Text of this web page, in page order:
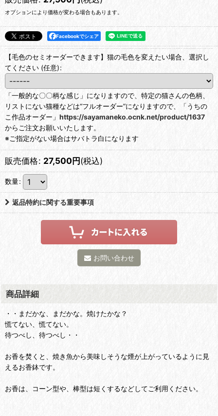
オプションにより価格が変わる場合もあります。
Facebookでシェア
【毛色のセミオーダーできます】猫の毛色を変えたい場合、選択し
てください (任意):
「一般的な〇〇柄な感じ」になりますので、特定の猫さんの色柄、
リストにない猫種などは“フルオーダー”になりますので、「うちの
こ作品オーダー」 https://sayamaneko.ocnk.net/product/1637
からご注文お願いいたします。
※ご指定がない場合はサバトラ白になります
販売価格: 27,500円(税込)
数量:
返品特約に関する重要事項
お問い合わせ
商品詳細
・・まだかな、まだかな。焼けたかな？
慌てない、慌てない。
待つべし、待つべし・・
お香を焚くと、焼き魚から美味しそうな煙が上がっているように見
えるお香鉢です。
お香は、コーン型や、棒型は短くするなどしてご利用ください。